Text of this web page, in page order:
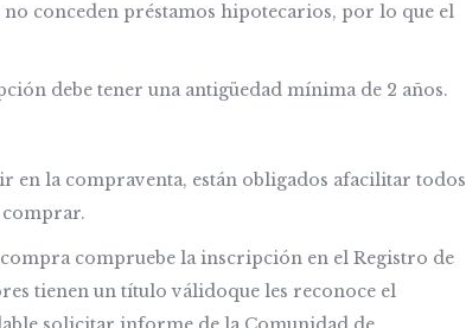
conceden préstamos hipotecarios, por lo que el
debe tener una antigüedad mínima de 2 años.
la compraventa, están obligados afacilitar todos
comprar.
compruebe la inscripción en el Registro de
tienen un título válidoque les reconoce el